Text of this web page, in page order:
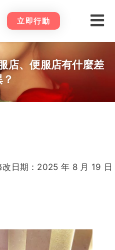
立即行動
店、便服店有什麼差
改日期：2025 年 8 月 19 日